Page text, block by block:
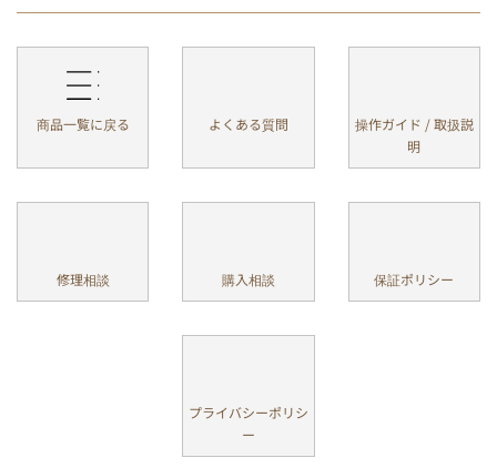
商品一覧に戻る よくある質問
操作ガイド / 取扱説
明
修理相談 購入相談 保証ポリシー
プライバシーポリシ
ー